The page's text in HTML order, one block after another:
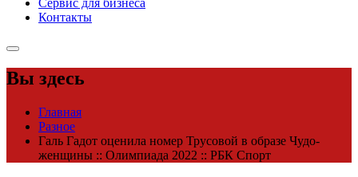
Контакты
Вы здесь
Главная
Разное
Галь Гадот оценила номер Трусовой в образе Чудо-
женщины :: Олимпиада 2022 :: РБК Спорт